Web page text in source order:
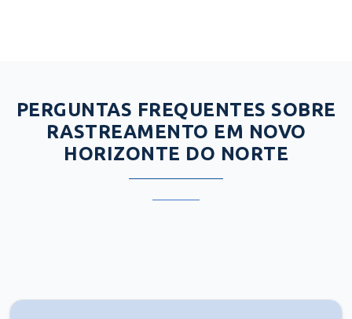
PERGUNTAS FREQUENTES SOBRE
RASTREAMENTO EM NOVO
HORIZONTE DO NORTE